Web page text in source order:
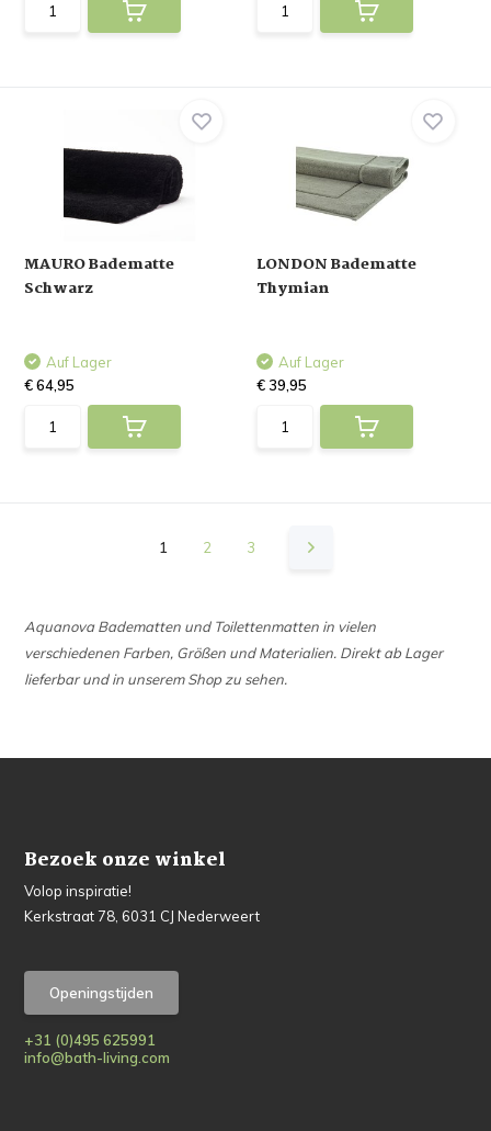
MAURO Badematte
Schwarz
Auf Lager
€ 64,95
LONDON Badematte
Thymian
Auf Lager
€ 39,95
1 2 3
Aquanova Badematten und Toilettenmatten in vielen
verschiedenen Farben, Größen und Materialien. Direkt ab Lager
lieferbar und in unserem Shop zu sehen.
Bezoek onze winkel
Volop inspiratie!
Kerkstraat 78, 6031 CJ Nederweert
Openingstijden
+31 (0)495 625991
info@bath-living.com